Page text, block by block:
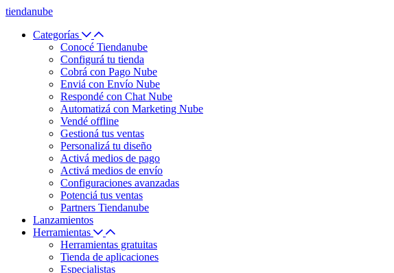
tiendanube
Categorías
Conocé Tiendanube
Configurá tu tienda
Cobrá con Pago Nube
Enviá con Envío Nube
Respondé con Chat Nube
Automatizá con Marketing Nube
Vendé offline
Gestioná tus ventas
Personalizá tu diseño
Activá medios de pago
Activá medios de envío
Configuraciones avanzadas
Potenciá tus ventas
Partners Tiendanube
Lanzamientos
Herramientas
Herramientas gratuitas
Tienda de aplicaciones
Especialistas